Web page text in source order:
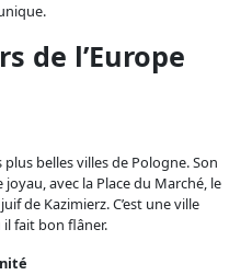
de l’Europe
belles villes de Pologne. Son
avec la Place du Marché, le
de Kazimierz. C’est une ville
fait bon flâner.